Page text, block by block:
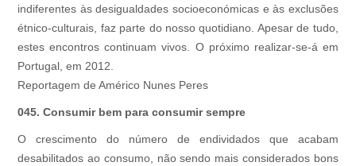
indiferentes às desigualdades socioeconómicas e às exclusões
étnico-culturais, faz parte do nosso quotidiano. Apesar de tudo,
estes encontros continuam vivos. O próximo realizar-se-á em
Portugal, em 2012.
Reportagem de Américo Nunes Peres
045. Consumir bem para consumir sempre
O crescimento do número de endividados que acabam
desabilitados ao consumo, não sendo mais considerados bons